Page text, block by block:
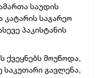
საუდის
საგარეო
პაკისტანის
ქვეყნებს მოუწოდა,
საკუთარი გავლენა,